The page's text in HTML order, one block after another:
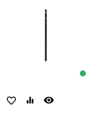
favorite_border equalizer remove_red_eye